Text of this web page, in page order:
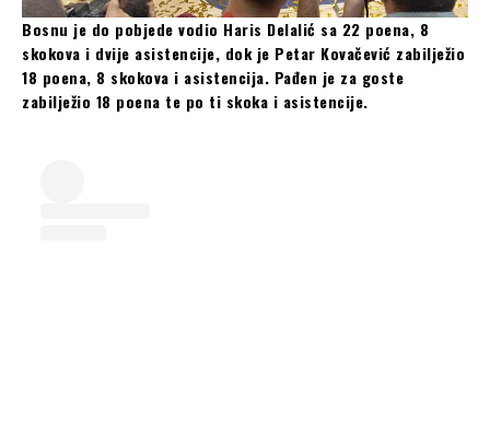
Bosnu je do pobjede vodio Haris Delalić sa 22 poena, 8
skokova i dvije asistencije, dok je Petar Kovačević zabilježio
18 poena, 8 skokova i asistencija. Pađen je za goste
zabilježio 18 poena te po ti skoka i asistencije.